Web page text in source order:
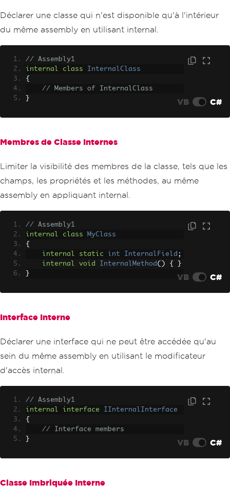
Déclarer une classe qui n'est disponible qu'à l'intérieur
du même assembly en utilisant internal.
// Assembly1
internal
class
InternalClass
{
// Members of InternalClass
}
VB C#
Membres de Classe Internes
Limiter la visibilité des membres de la classe, tels que les
champs, les propriétés et les méthodes, au même
assembly en appliquant internal.
// Assembly1
internal
class
MyClass
{
internal
static int InternalField ;
internal
void InternalMethod () {
}
}
VB C#
Interface Interne
Déclarer une interface qui ne peut être accédée qu'au
sein du même assembly en utilisant le modificateur
d'accès internal.
// Assembly1
internal
interface
IInternalInterface
{
// Interface members
}
VB C#
Classe Imbriquée Interne